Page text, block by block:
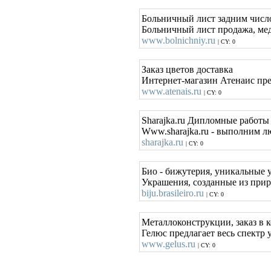
Больничный лист задним
Больничный лист продажа,
www.bolnichniy.ru | CY: 0
Заказ цветов доставка
Интернет-магазин Атенаис
www.atenais.ru | CY: 0
Sharajka.ru Дипломные
Www.sharajka.ru - выполним
sharajka.ru | CY: 0
Био - бижутерия, уникальные
Украшения, созданные из
biju.brasileiro.ru | CY: 0
Металлоконструкции, заказ в
Гелюс предлагает весь
www.gelus.ru | CY: 0